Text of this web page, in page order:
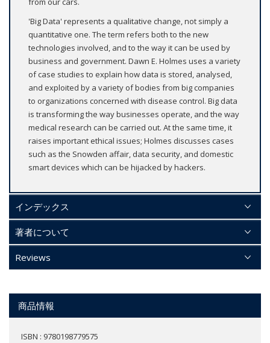
'Big Data' represents a qualitative change, not simply a
quantitative one. The term refers both to the new
technologies involved, and to the way it can be used by
business and government. Dawn E. Holmes uses a variety
of case studies to explain how data is stored, analysed,
and exploited by a variety of bodies from big companies
to organizations concerned with disease control. Big data
is transforming the way businesses operate, and the way
medical research can be carried out. At the same time, it
raises important ethical issues; Holmes discusses cases
such as the Snowden affair, data security, and domestic
smart devices which can be hijacked by hackers.
インデックス
著者について
Reviews
商品情報
ISBN : 9780198779575